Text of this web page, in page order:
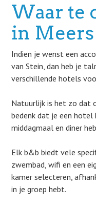
Waar te
in Meers
Indien je wenst een
van Stein, dan heb je
verschillende hotels
Natuurlijk is het zo dat
bedenk dat je een hotel
middagmaal en diner
Elk b&b biedt vele
zwembad, wifi en een
kamer selecteren,
in je groep hebt.